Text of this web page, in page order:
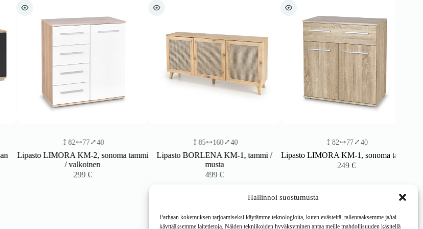
Hallinnoi suostumusta
Parhaan kokemuksen tarjoamiseksi käytämme teknologioita, kuten evästeitä, tallentaaksemme ja/tai
käyttääksemme laitetietoja. Näiden tekniikoiden hyväksyminen antaa meille mahdollisuuden käsitellä
160 40
Lipasto BORLENA KM-1, tammi /
musta
€
77 40
Lipasto LIMORA KM-1, sonoma tammi
€
77 40
Lipasto LIMORA KM-2, sonoma tammi
/ valkoinen
€